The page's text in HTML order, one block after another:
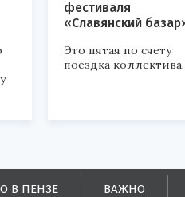
фестиваля
«Славянский
Это пятая по счету
поездка коллектива.
В ПЕНЗЕ ВАЖНО